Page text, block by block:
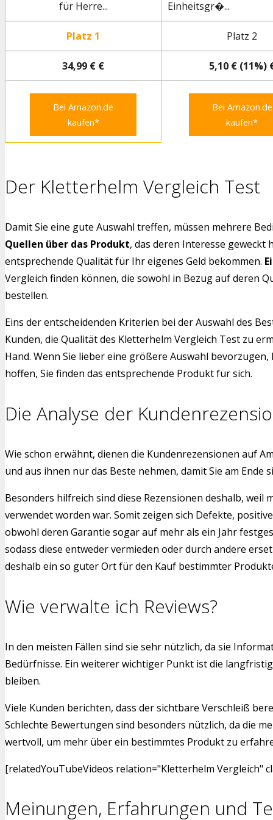
für Herre... Einheitsgr�...
Platz 1 Platz 2
34,99 € € 5,10 € (11%)
Bei Amazon.de
kaufen*
Bei Amazon.de
kaufen*
Der Kletterhelm Vergleich Test
Damit Sie eine gute Auswahl treffen, müssen mehrere
Quellen über das Produkt, das deren Interesse geweckt
entsprechende Qualität für Ihr eigenes Geld bekommen.
Vergleich finden können, die sowohl in Bezug auf deren
bestellen.
Eins der entscheidenden Kriterien bei der Auswahl des
Kunden, die Qualität des Kletterhelm Vergleich Test zu
Hand. Wenn Sie lieber eine größere Auswahl
hoffen, Sie finden das entsprechende Produkt für sich.
Die Analyse der
Wie schon erwähnt, dienen die Kundenrezensionen auf
und aus ihnen nur das Beste nehmen, damit Sie am
Besonders hilfreich sind diese Rezensionen deshalb,
verwendet worden war. Somit zeigen sich Defekte,
obwohl deren Garantie sogar auf mehr als ein Jahr
sodass diese entweder vermieden oder durch andere
deshalb ein so guter Ort für den Kauf bestimmter
Wie verwalte ich Reviews?
In den meisten Fällen sind sie sehr nützlich, da sie
Bedürfnisse. Ein weiterer wichtiger Punkt ist die
bleiben.
Viele Kunden berichten, dass der sichtbare Verschleiß
Schlechte Bewertungen sind besonders nützlich, da die
wertvoll, um mehr über ein bestimmtes Produkt zu
[relatedYouTubeVideos relation="Kletterhelm Vergleich"
Meinungen, Erfahrungen und